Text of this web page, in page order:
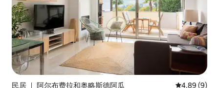
民居 ｜ 阿尔布费拉和奥略斯德阿瓜 平均评分
4.89 (9)